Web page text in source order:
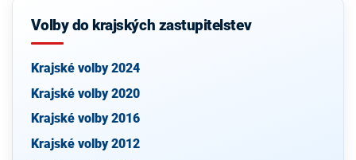
Volby do krajských zastupitelstev
Krajské volby 2024
Krajské volby 2020
Krajské volby 2016
Krajské volby 2012